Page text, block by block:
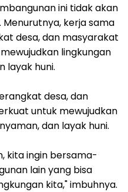
ini tidak akan
kerja sama
desa, dan masyarakat
lingkungan
layak huni.
desa, dan
untuk mewujudkan
dan layak huni.
kita ingin bersama-
lain yang bisa
kita," imbuhnya.